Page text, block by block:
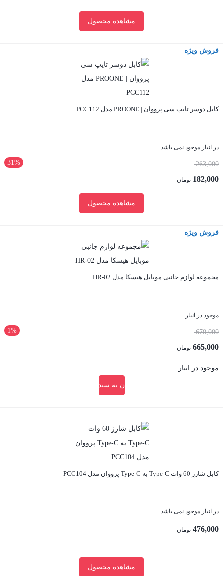
مشاهده محصول
بستن
فروش ویژه
کابل دوسر تایپ سی پرووان | PROONE مدل PCC112
در انبار موجود نمی باشد
31% 263,000 قیمت
اصلی:182,000 تومان
مشاهده محصول
بستن
فروش ویژه
مجموعه لوازم جانبی موبایل هیسکا مدل HR-02
موجود در انبار
1% 670,000 قیمت
اصلی:
بود.
665,000 تومان
موجود در انبار
افزودن به سبد خرید
کابل شارژ 60 وات Type-C به Type-C پرووان مدل PCC104
در انبار موجود نمی باشد
476,000 تومان
مشاهده محصول